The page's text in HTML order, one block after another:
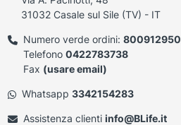
31032 Casale sul Sile (TV) - IT
Numero verde ordini: 800912950
Telefono 0422783738
Fax (usare email)
Whatsapp 3342154283
Assistenza clienti info@BLife.it